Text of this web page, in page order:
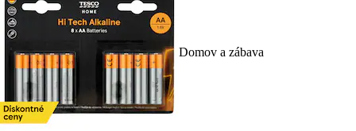
Domov a zábava